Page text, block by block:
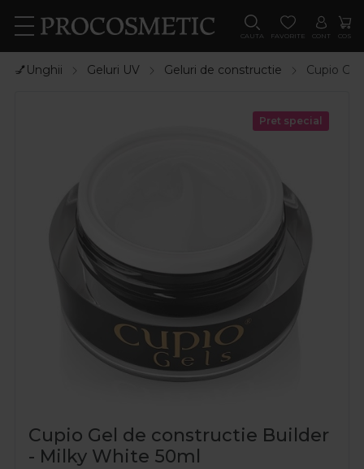
CAUTA FAVORITE CONT COS
💅Unghii Geluri UV Geluri de constructie Cupio
Pret special
Cupio Gel de constructie Builder
- Milky White 50ml